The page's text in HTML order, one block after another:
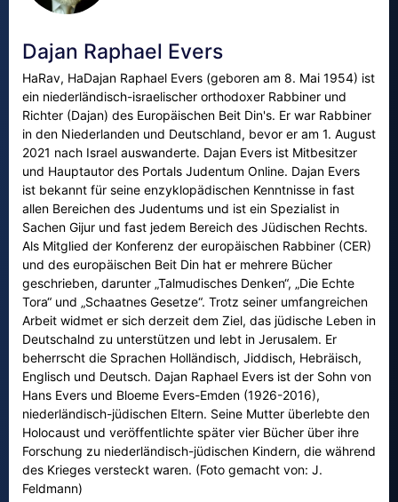
Dajan Raphael Evers
HaRav, HaDajan Raphael Evers (geboren am 8. Mai 1954) ist
ein niederländisch-israelischer orthodoxer Rabbiner und
Richter (Dajan) des Europäischen Beit Din's. Er war Rabbiner
in den Niederlanden und Deutschland, bevor er am 1. August
2021 nach Israel auswanderte. Dajan Evers ist Mitbesitzer
und Hauptautor des Portals Judentum Online. Dajan Evers
ist bekannt für seine enzyklopädischen Kenntnisse in fast
allen Bereichen des Judentums und ist ein Spezialist in
Sachen Gijur und fast jedem Bereich des Jüdischen Rechts.
Als Mitglied der Konferenz der europäischen Rabbiner (CER)
und des europäischen Beit Din hat er mehrere Bücher
geschrieben, darunter „Talmudisches Denken“, „Die Echte
Tora“ und „Schaatnes Gesetze“. Trotz seiner umfangreichen
Arbeit widmet er sich derzeit dem Ziel, das jüdische Leben in
Deutschalnd zu unterstützen und lebt in Jerusalem. Er
beherrscht die Sprachen Holländisch, Jiddisch, Hebräisch,
Englisch und Deutsch. Dajan Raphael Evers ist der Sohn von
Hans Evers und Bloeme Evers-Emden (1926-2016),
niederländisch-jüdischen Eltern. Seine Mutter überlebte den
Holocaust und veröffentlichte später vier Bücher über ihre
Forschung zu niederländisch-jüdischen Kindern, die während
des Krieges versteckt waren. (Foto gemacht von: J.
Feldmann)